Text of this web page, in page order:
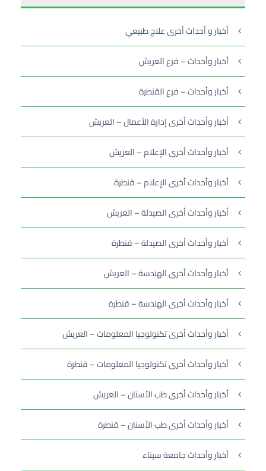
أخبار و أحداث أخرى علاج طبيعي
أخبار وأحداث – فرع العريش
أخبار وأحداث – فرع القنطرة
أخبار وأحداث أخرى إدارة الأعمال – العريش
أخبار وأحداث أخرى الإعلام – العريش
أخبار وأحداث أخرى الإعلام – قنطرة
أخبار وأحداث أخرى الصيدلة – العريش
أخبار وأحداث أخرى الصيدلة – قنطرة
أخبار وأحداث أخرى الهندسة – العريش
أخبار وأحداث أخرى الهندسة – قنطرة
أخبار وأحداث أخرى تكنولوجيا المعلومات – العريش
أخبار وأحداث أخرى تكنولوجيا المعلومات – قنطرة
أخبار وأحداث أخرى طب الأسنان – العريش
أخبار وأحداث أخرى طب الأسنان – قنطرة
أخبار وأحداث جامعة سيناء